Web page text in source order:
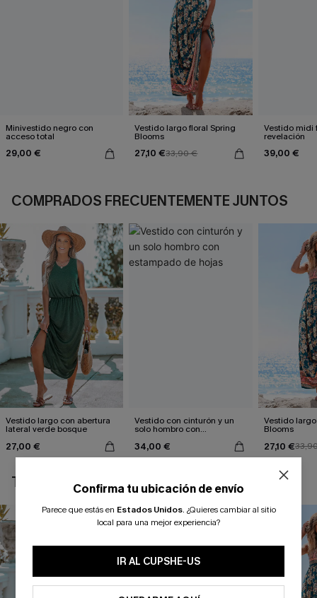
Minivestido negro con
acceso total
29,00 €
Vestido largo floral Spring
Blooms
27,10 €33,90 €
Vestido midi
revelación
39,00 €
COMPRADOS FRECUENTEMENTE JUNTOS
Vestido largo con abertura
lateral verde bosque
27,00 €
Vestido con cinturón y un
solo hombro con
34,00 €
Vestido
Blooms
27,10 €
TAMBIÉN TE PUEDE GUSTAR
Confirma tu ubicación de envío
Parece que estás en Estados Unidos. ¿Quieres cambiar al sitio
local para una mejor experiencia?
IR AL CUPSHE-US